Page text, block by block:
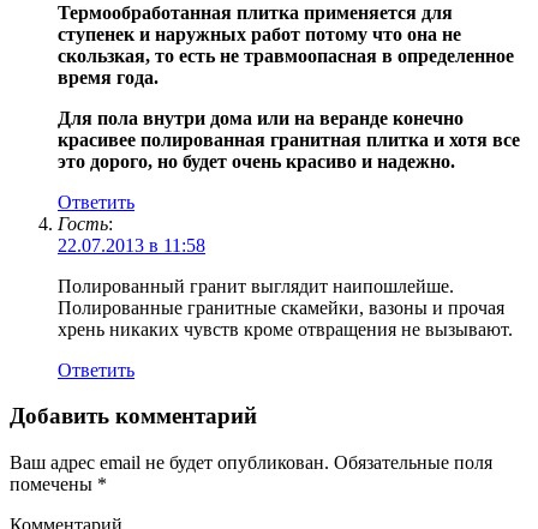
Термообработанная плитка применяется для
ступенек и наружных работ потому что она не
скользкая, то есть не травмоопасная в определенное
время года.
Для пола внутри дома или на веранде конечно
красивее полированная гранитная плитка и хотя все
это дорого, но будет очень красиво и надежно.
Ответить
Гость:
22.07.2013 в 11:58
Полированный гранит выглядит наипошлейше.
Полированные гранитные скамейки, вазоны и прочая
хрень никаких чувств кроме отвращения не вызывают.
Ответить
Добавить комментарий
Ваш адрес email не будет опубликован. Обязательные поля
помечены *